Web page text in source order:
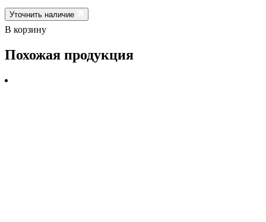
Уточнить наличие
В корзину
Похожая продукция